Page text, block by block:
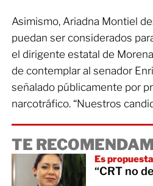
Asimismo, Ariadna Montiel
puedan ser considerados
el dirigente estatal de
de contemplar al senador
señalado públicamente por
narcotráfico. “Nuestros
TE
Es
“CRT no